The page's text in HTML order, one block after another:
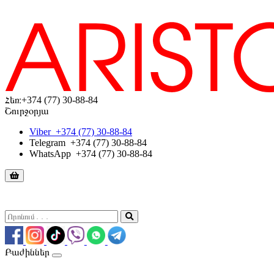
Հեռ։+374 (77) 30-88-84
Շուրջօրյա
Viber +374 (77) 30-88-84
Telegram +374 (77) 30-88-84
WhatsApp +374 (77) 30-88-84
Բաժիններ